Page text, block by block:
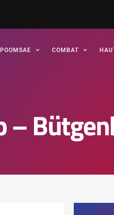
POOMSAE COMBAT
–